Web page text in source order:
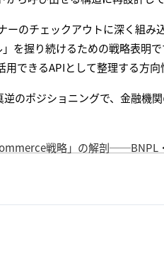
のチェックアウトに深く組み
を握り続けるための戦略表明
できるAPIとして整理する方向
のポジショニングで、金融機
戦略」の解剖──BNPL